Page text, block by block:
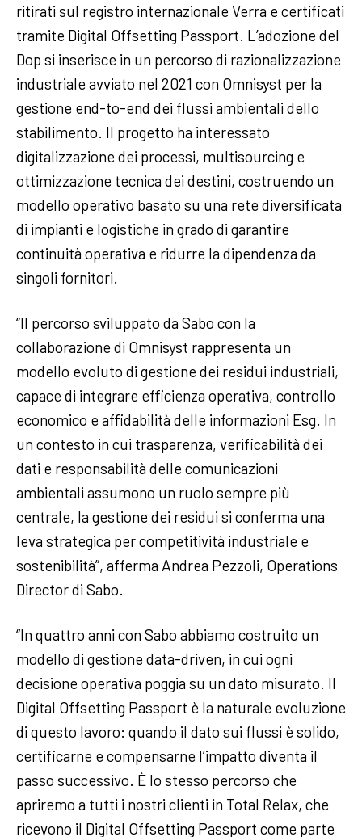
ritirati sul registro internazionale Verra e certificati
tramite Digital Offsetting Passport. L’adozione del
Dop si inserisce in un percorso di razionalizzazione
industriale avviato nel 2021 con Omnisyst per la
gestione end-to-end dei flussi ambientali dello
stabilimento. Il progetto ha interessato
digitalizzazione dei processi, multisourcing e
ottimizzazione tecnica dei destini, costruendo un
modello operativo basato su una rete diversificata
di impianti e logistiche in grado di garantire
continuità operativa e ridurre la dipendenza da
singoli fornitori.
“Il percorso sviluppato da Sabo con la
collaborazione di Omnisyst rappresenta un
modello evoluto di gestione dei residui industriali,
capace di integrare efficienza operativa, controllo
economico e affidabilità delle informazioni Esg. In
un contesto in cui trasparenza, verificabilità dei
dati e responsabilità delle comunicazioni
ambientali assumono un ruolo sempre più
centrale, la gestione dei residui si conferma una
leva strategica per competitività industriale e
sostenibilità”, afferma Andrea Pezzoli, Operations
Director di Sabo.
“In quattro anni con Sabo abbiamo costruito un
modello di gestione data-driven, in cui ogni
decisione operativa poggia su un dato misurato. Il
Digital Offsetting Passport è la naturale evoluzione
di questo lavoro: quando il dato sui flussi è solido,
certificarne e compensarne l’impatto diventa il
passo successivo. È lo stesso percorso che
apriremo a tutti i nostri clienti in Total Relax, che
ricevono il Digital Offsetting Passport come parte